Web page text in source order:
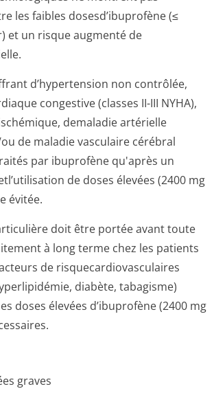
les faibles dosesd’ibuprofène (≤
et un risque augmenté de
d’hypertension non contrôlée,
congestive (classes II-III NYHA),
demaladie artérielle
de maladie vasculaire cérébral
par ibuprofène qu'après un
de doses élevées (2400 mg
évitée.
doit être portée avant toute
à long terme chez les patients
de risquecardiovas­culaires
diabète, tabagisme)
doses élevées d’ibuprofène (2400 mg
graves